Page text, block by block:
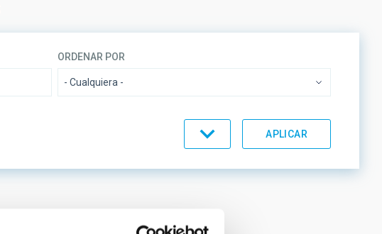
ORDENAR POR